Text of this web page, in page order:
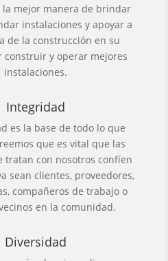
la mejor manera de brindar
instalaciones y apoyar a
de la construcción en su
construir y operar mejores
instalaciones.
Integridad
es la base de todo lo que
que es vital que las
tratan con nosotros confíen
sean clientes, proveedores,
compañeros de trabajo o
en la comunidad.
Diversidad